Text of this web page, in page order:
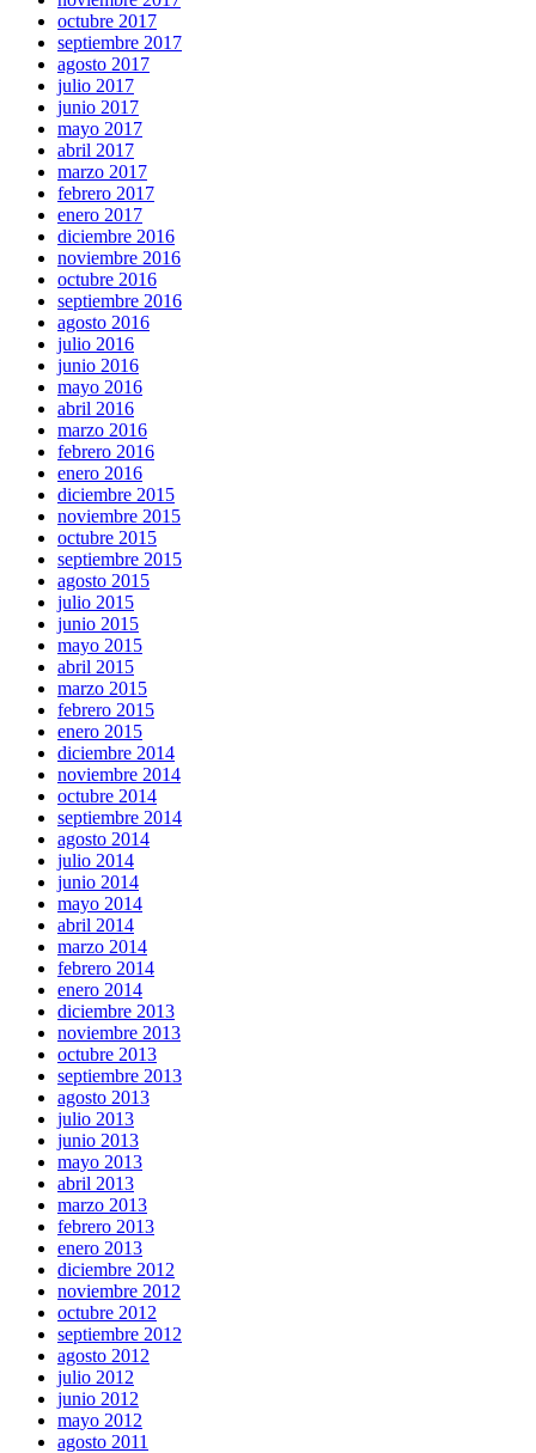
octubre 2017
septiembre 2017
agosto 2017
julio 2017
junio 2017
mayo 2017
abril 2017
marzo 2017
febrero 2017
enero 2017
diciembre 2016
noviembre 2016
octubre 2016
septiembre 2016
agosto 2016
julio 2016
junio 2016
mayo 2016
abril 2016
marzo 2016
febrero 2016
enero 2016
diciembre 2015
noviembre 2015
octubre 2015
septiembre 2015
agosto 2015
julio 2015
junio 2015
mayo 2015
abril 2015
marzo 2015
febrero 2015
enero 2015
diciembre 2014
noviembre 2014
octubre 2014
septiembre 2014
agosto 2014
julio 2014
junio 2014
mayo 2014
abril 2014
marzo 2014
febrero 2014
enero 2014
diciembre 2013
noviembre 2013
octubre 2013
septiembre 2013
agosto 2013
julio 2013
junio 2013
mayo 2013
abril 2013
marzo 2013
febrero 2013
enero 2013
diciembre 2012
noviembre 2012
octubre 2012
septiembre 2012
agosto 2012
julio 2012
junio 2012
mayo 2012
agosto 2011